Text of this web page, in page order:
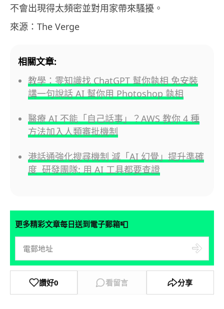
不會出現得太頻密並對用家帶來騷擾。
來源：The Verge
相關文章:
教學：零知識找 ChatGPT 幫你執相 免安裝
講一句說話 AI 幫你用 Photoshop 執相
醫療 AI 不能「自己話事」？AWS 教你 4 種
方法加入人類審批機制
港話通強化搜尋機制 減「AI 幻覺」提升準確
度 研發團隊: 用 AI 工具都要查證
更多精彩文章每日送到電子郵箱📮
讚好0 看留言 分享